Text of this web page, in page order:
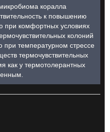
коралла
к повышению
при комфортных условиях
колоний
при температурном стрессе
термочувствительных
как у термотолерантных